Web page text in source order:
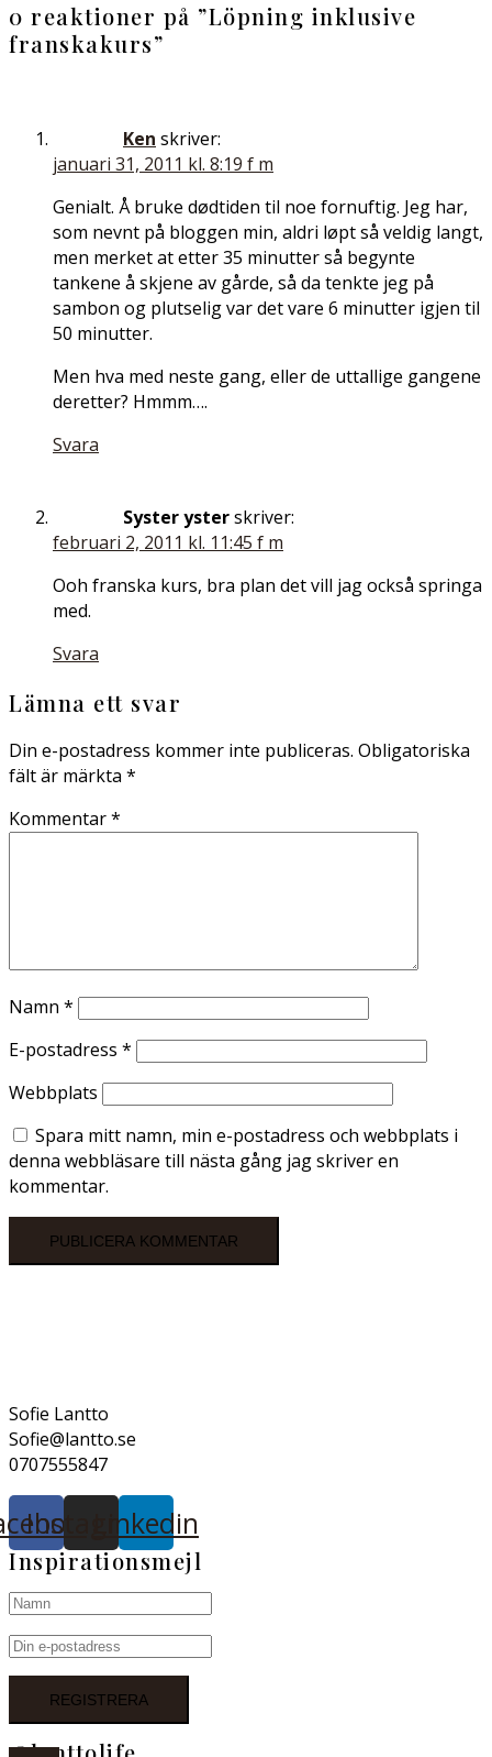
0 reaktioner på ”Löpning inklusive
franskakurs”
Ken skriver:
januari 31, 2011 kl. 8:19 f m
Genialt. Å bruke dødtiden til noe fornuftig. Jeg har,
som nevnt på bloggen min, aldri løpt så veldig langt,
men merket at etter 35 minutter så begynte
tankene å skjene av gårde, så da tenkte jeg på
sambon og plutselig var det vare 6 minutter igjen til
50 minutter.
Men hva med neste gang, eller de uttallige gangene
deretter? Hmmm….
Svara
Syster ysterskriver:
februari 2, 2011 kl. 11:45 f m
Ooh franska kurs, bra plan det vill jag också springa
med.
Svara
Lämna ett svar
Din e-postadress kommer inte publiceras. Obligatoriska
fält är märkta *
Kommentar*
Namn *
E-postadress *
Webbplats
Spara mitt namn, min e-postadress och webbplats i
denna webbläsare till nästa gång jag skriver en
kommentar.
Sofie Lantto
Sofie@lantto.se
0707555847
InstagramLinkedin
Inspirationsmejl